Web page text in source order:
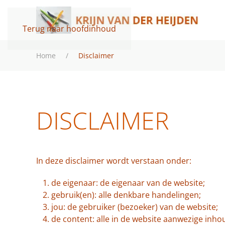
Terug naar hoofdinhoud
Home Disclaimer
DISCLAIMER
In deze disclaimer wordt verstaan onder:
de eigenaar: de eigenaar van de website;
gebruik(en): alle denkbare handelingen;
jou: de gebruiker (bezoeker) van de website;
de content: alle in de website aanwezige